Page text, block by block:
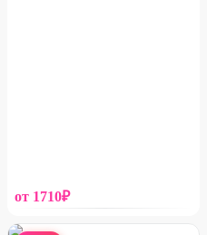
от 1710₽